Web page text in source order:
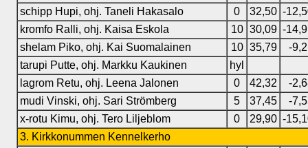
schipp Hupi, ohj. Taneli Hakasalo
0 32,50 -
kromfo Ralli, ohj. Kaisa Eskola
10 30,09 -
shelam Piko, ohj. Kai Suomalainen
10 35,79
-
tarupi Putte, ohj. Markku Kaukinen
hyl
lagrom Retu, ohj. Leena Jalonen
0 42,32
-
mudi Vinski, ohj. Sari Strömberg
5 37,45
-
x-rotu Kimu, ohj. Tero Liljeblom
0 29,90 -
3. Kirkkonummen Kennelkerho